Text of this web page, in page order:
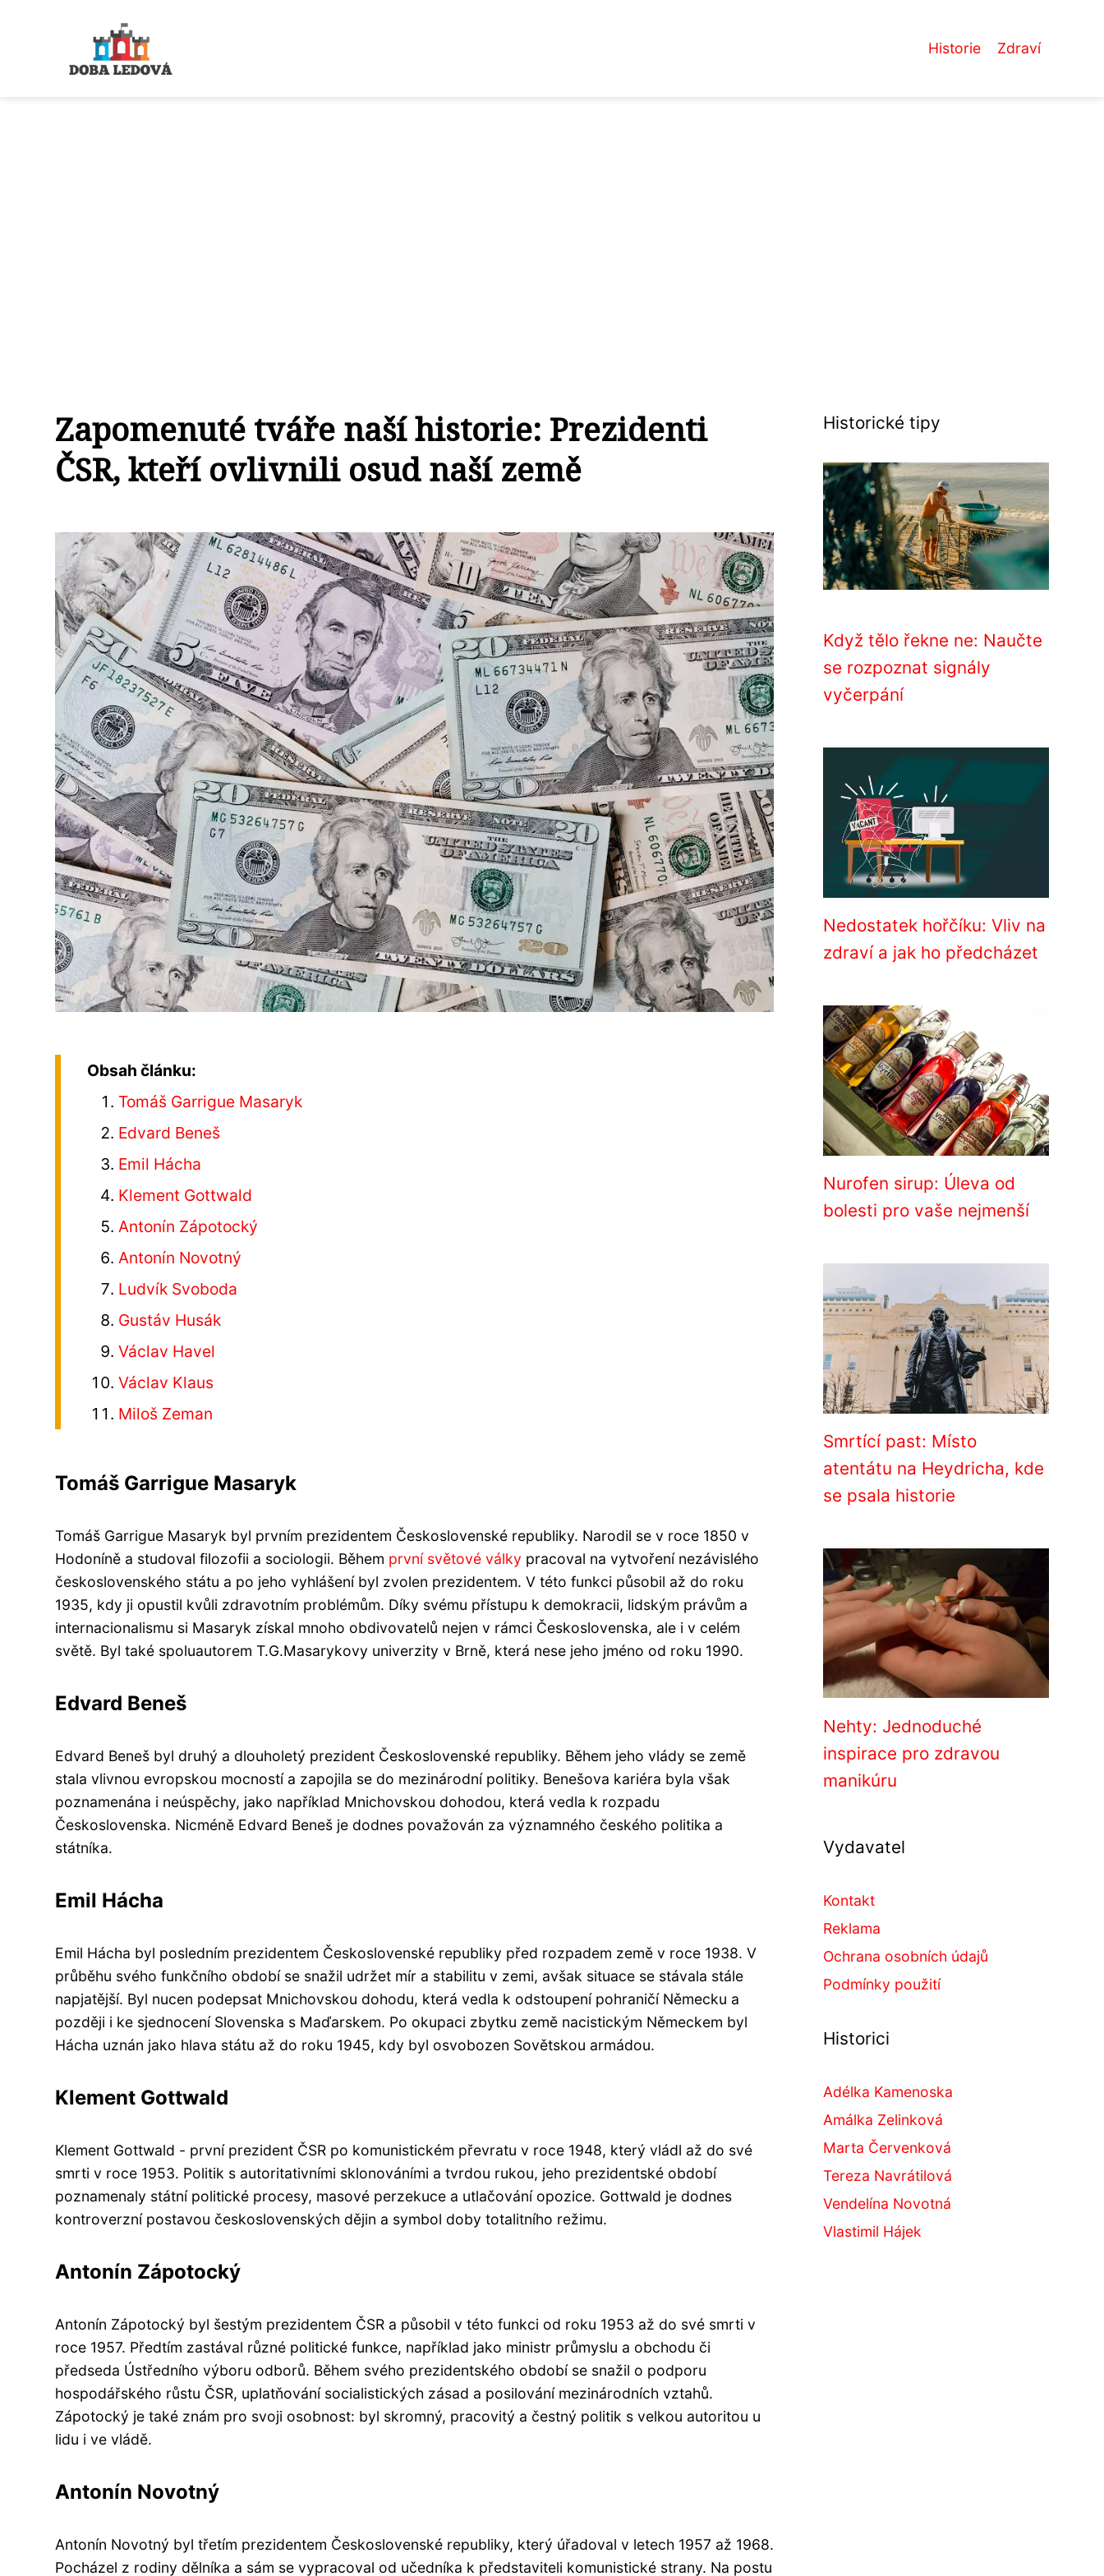
Historie Zdraví
Zapomenuté tváře naší historie: Prezidenti
ČSR, kteří ovlivnili osud naší země
Obsah článku:
Tomáš Garrigue Masaryk
Edvard Beneš
Emil Hácha
Klement Gottwald
Antonín Zápotocký
Antonín Novotný
Ludvík Svoboda
Gustáv Husák
Václav Havel
Václav Klaus
Miloš Zeman
Tomáš Garrigue Masaryk
Tomáš Garrigue Masaryk byl prvním prezidentem Československé republiky. Narodil se v roce 1850 v
Hodoníně a studoval filozofii a sociologii. Během první světové války pracoval na vytvoření nezávislého
československého státu a po jeho vyhlášení byl zvolen prezidentem. V této funkci působil až do roku
1935, kdy ji opustil kvůli zdravotním problémům. Díky svému přístupu k demokracii, lidským právům a
internacionalismu si Masaryk získal mnoho obdivovatelů nejen v rámci Československa, ale i v celém
světě. Byl také spoluautorem T.G.Masarykovy univerzity v Brně, která nese jeho jméno od roku 1990.
Edvard Beneš
Edvard Beneš byl druhý a dlouholetý prezident Československé republiky. Během jeho vlády se země
stala vlivnou evropskou mocností a zapojila se do mezinárodní politiky. Benešova kariéra byla však
poznamenána i neúspěchy, jako například Mnichovskou dohodou, která vedla k rozpadu
Československa. Nicméně Edvard Beneš je dodnes považován za významného českého politika a
státníka.
Emil Hácha
Emil Hácha byl posledním prezidentem Československé republiky před rozpadem země v roce 1938. V
průběhu svého funkčního období se snažil udržet mír a stabilitu v zemi, avšak situace se stávala stále
napjatější. Byl nucen podepsat Mnichovskou dohodu, která vedla k odstoupení pohraničí Německu a
později i ke sjednocení Slovenska s Maďarskem. Po okupaci zbytku země nacistickým Německem byl
Hácha uznán jako hlava státu až do roku 1945, kdy byl osvobozen Sovětskou armádou.
Klement Gottwald
Klement Gottwald - první prezident ČSR po komunistickém převratu v roce 1948, který vládl až do své
smrti v roce 1953. Politik s autoritativními sklonováními a tvrdou rukou, jeho prezidentské období
poznamenaly státní politické procesy, masové perzekuce a utlačování opozice. Gottwald je dodnes
kontroverzní postavou československých dějin a symbol doby totalitního režimu.
Antonín Zápotocký
Antonín Zápotocký byl šestým prezidentem ČSR a působil v této funkci od roku 1953 až do své smrti v
roce 1957. Předtím zastával různé politické funkce, například jako ministr průmyslu a obchodu či
předseda Ústředního výboru odborů. Během svého prezidentského období se snažil o podporu
hospodářského růstu ČSR, uplatňování socialistických zásad a posilování mezinárodních vztahů.
Zápotocký je také znám pro svoji osobnost: byl skromný, pracovitý a čestný politik s velkou autoritou u
lidu i ve vládě.
Antonín Novotný
Antonín Novotný byl třetím prezidentem Československé republiky, který úřadoval v letech 1957 až 1968.
Pocházel z rodiny dělníka a sám se vypracoval od učedníka k představiteli komunistické strany. Na postu
Historické tipy
Když tělo řekne ne: Naučte
se rozpoznat signály
vyčerpání
Nedostatek hořčíku: Vliv na
zdraví a jak ho předcházet
Nurofen sirup: Úleva od
bolesti pro vaše nejmenší
Smrtící past: Místo
atentátu na Heydricha, kde
se psala historie
Nehty: Jednoduché
inspirace pro zdravou
manikúru
Vydavatel
Kontakt
Reklama
Ochrana osobních údajů
Podmínky použití
Historici
Adélka Kamenoska
Amálka Zelinková
Marta Červenková
Tereza Navrátilová
Vendelína Novotná
Vlastimil Hájek